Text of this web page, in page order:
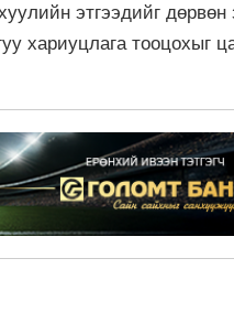
этгээдийг дөрвөн
хариуцлага тооцохыг